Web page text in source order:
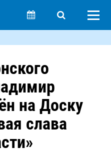
на Доску
слава